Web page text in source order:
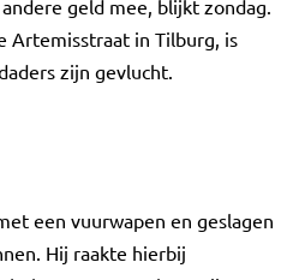
geld mee, blijkt zondag.
Artemisstraat in Tilburg, is
zijn gevlucht.
een vuurwapen en geslagen
Hij raakte hierbij